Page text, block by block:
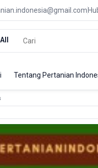
All
Tentang Pertanian